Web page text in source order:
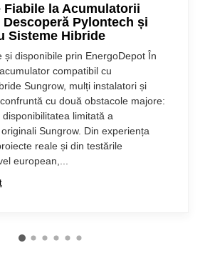
Fiabile la Acumulatorii
Pylontech și
Sisteme Hibride
și disponibile prin EnergoDepot În
compatibil cu
Sungrow, mulți instalatori și
cu două obstacole majore:
limitată a
Sungrow. Din experiența
reale și din testările
european,...